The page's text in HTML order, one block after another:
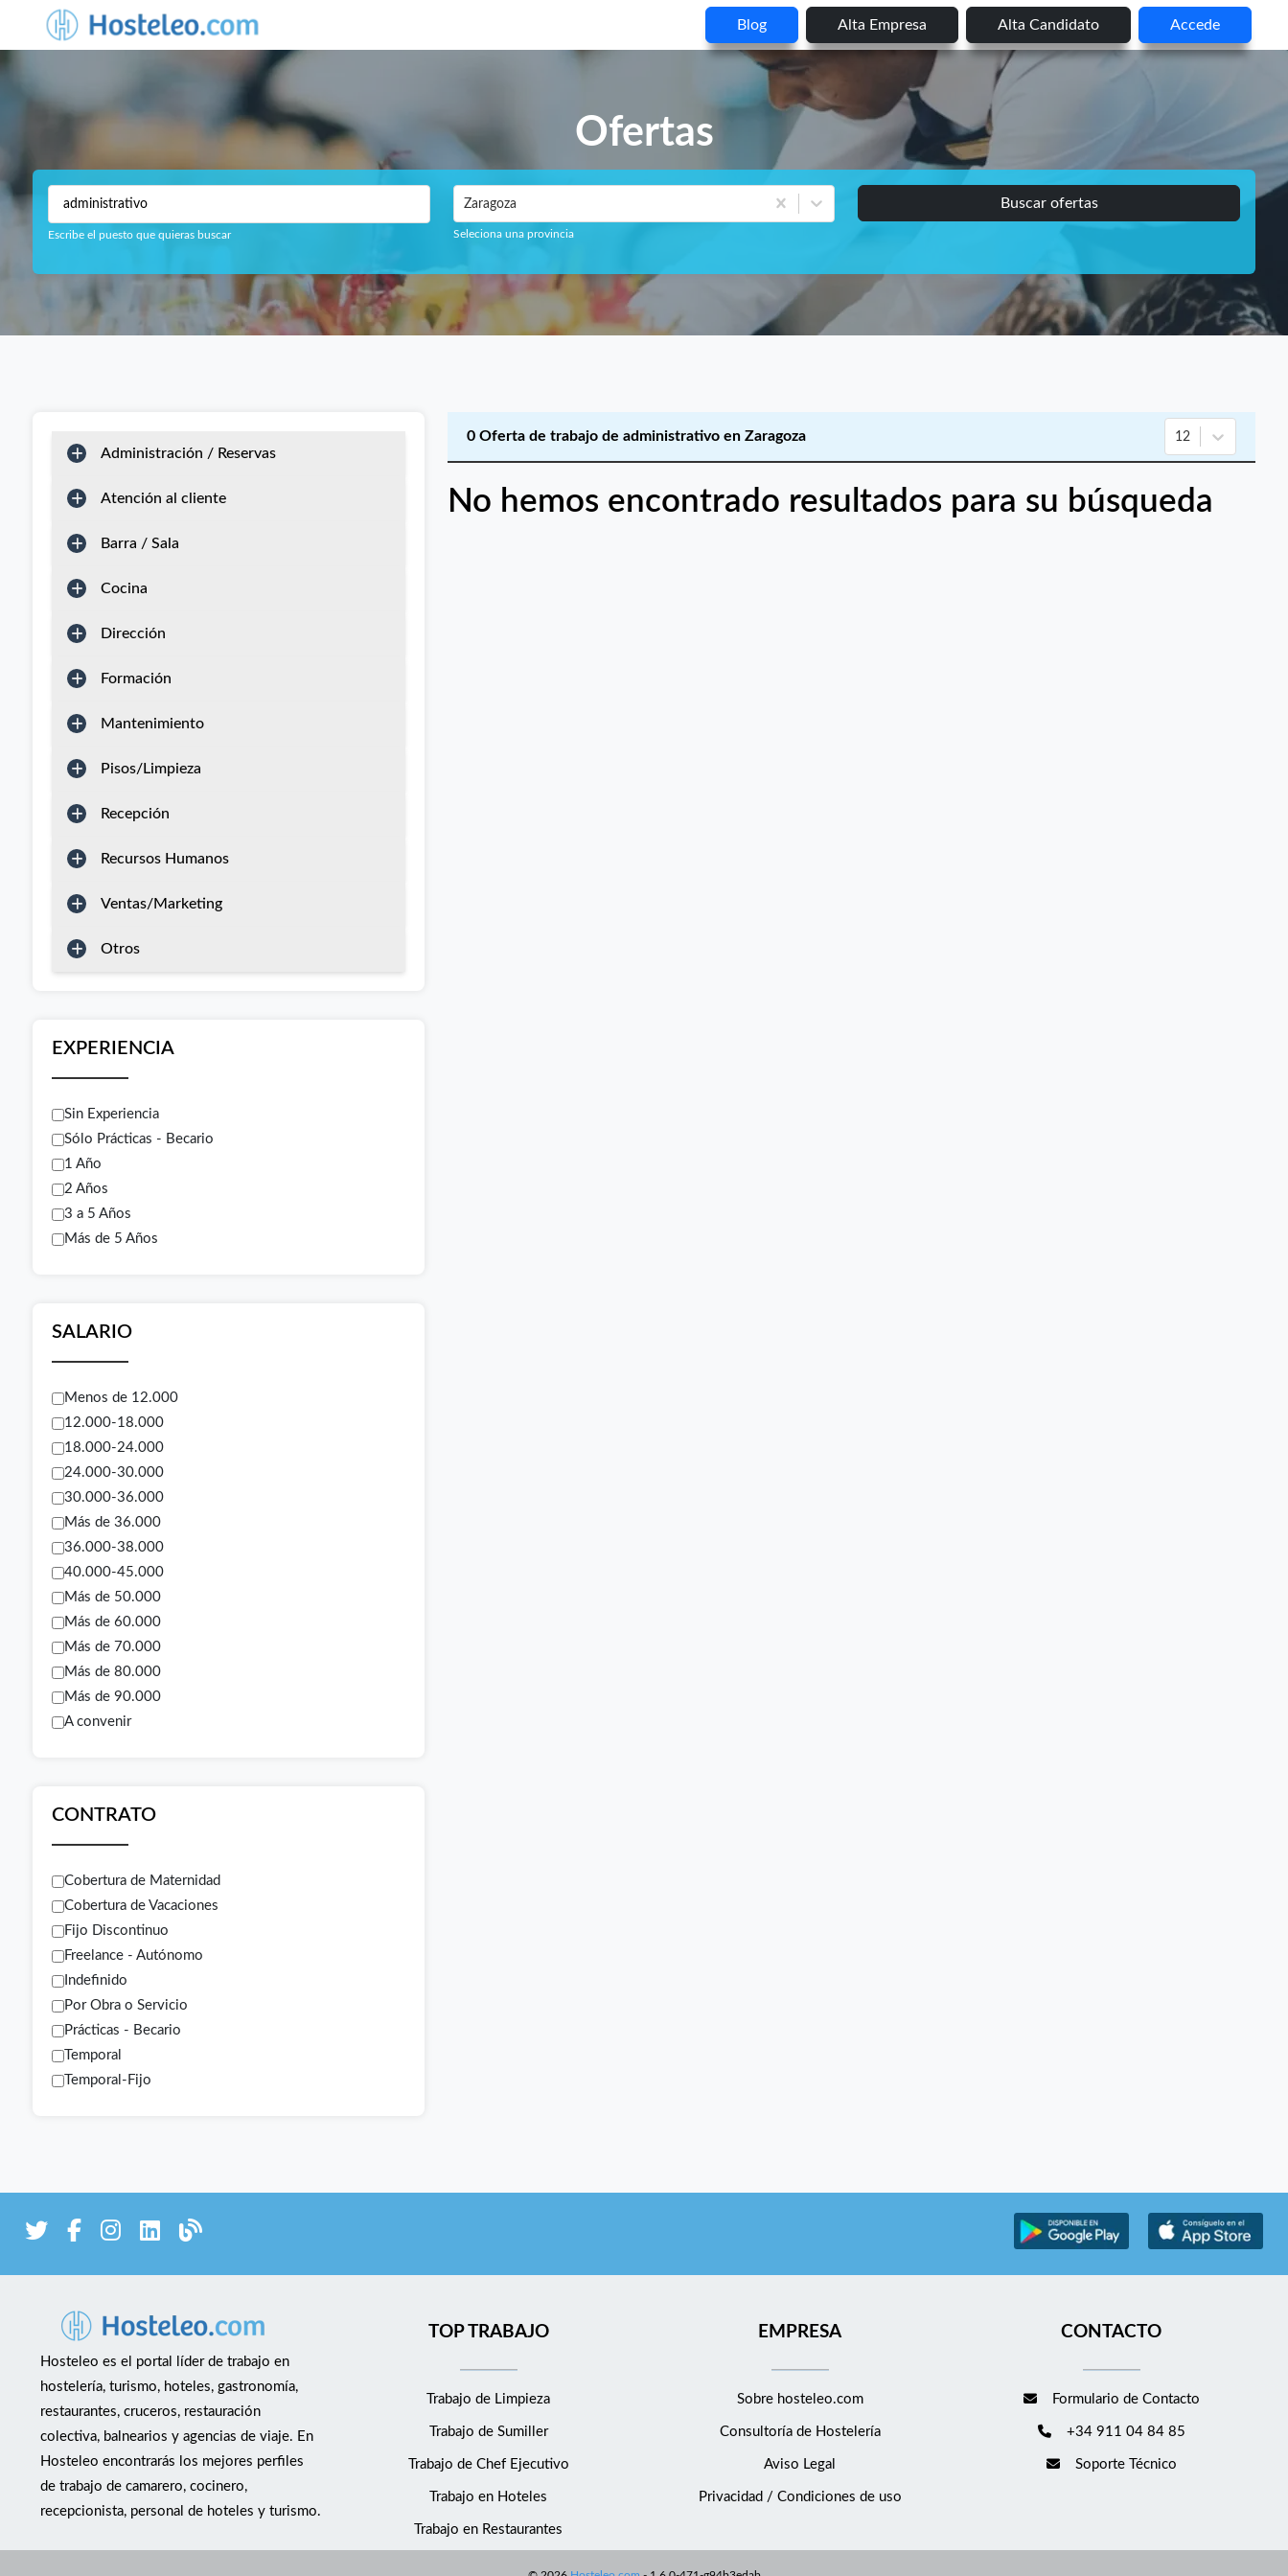
Blog Alta Empresa Alta Candidato Accede
Ofertas
Escribe el puesto que quieras buscar
Zaragoza
Seleciona una provincia
Buscar ofertas
Administración / Reservas
Atención al cliente
Barra / Sala
Cocina
Dirección
Formación
Mantenimiento
Pisos/Limpieza
Recepción
Recursos Humanos
Ventas/Marketing
Otros
EXPERIENCIA
Sin Experiencia
Sólo Prácticas - Becario
1 Año
2 Años
3 a 5 Años
Más de 5 Años
SALARIO
Menos de 12.000
12.000-18.000
18.000-24.000
24.000-30.000
30.000-36.000
Más de 36.000
36.000-38.000
40.000-45.000
Más de 50.000
Más de 60.000
Más de 70.000
Más de 80.000
Más de 90.000
A convenir
CONTRATO
Cobertura de Maternidad
Cobertura de Vacaciones
Fijo Discontinuo
Freelance - Autónomo
Indefinido
Por Obra o Servicio
Prácticas - Becario
Temporal
Temporal-Fijo
0 Oferta de trabajo de administrativo en Zaragoza 12
No hemos encontrado resultados para su búsqueda
Hosteleo es el portal líder de trabajo en
hostelería, turismo, hoteles, gastronomía,
restaurantes, cruceros, restauración
colectiva, balnearios y agencias de viaje. En
Hosteleo encontrarás los mejores perfiles
de trabajo de camarero, cocinero,
recepcionista, personal de hoteles y turismo.
TOP TRABAJO
Trabajo de Limpieza
Trabajo de Sumiller
Trabajo de Chef Ejecutivo
Trabajo en Hoteles
Trabajo en Restaurantes
EMPRESA
Sobre hosteleo.com
Consultoría de Hostelería
Aviso Legal
Privacidad / Condiciones de uso
CONTACTO
Formulario de Contacto
+34 911 04 84 85
Soporte Técnico